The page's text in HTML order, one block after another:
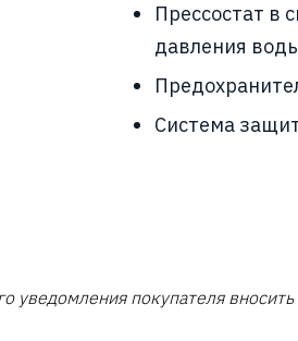
Прессостат в
давления
Система
уведомления покупателя